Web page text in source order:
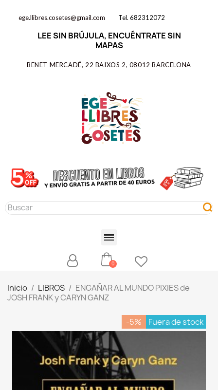
ege.llibres.cosetes@gmail.com Tel. 682312072
LEE SIN BRÚJULA, ENCUÉNTRATE SIN
MAPAS
BENET MERCADÉ, 22 BAIXOS 2, 08012 BARCELONA
Inicio LIBROS
ENGAÑAR AL MUNDO PIXIES de
JOSH FRANK y CARYN GANZ
-5% Fuera de stock